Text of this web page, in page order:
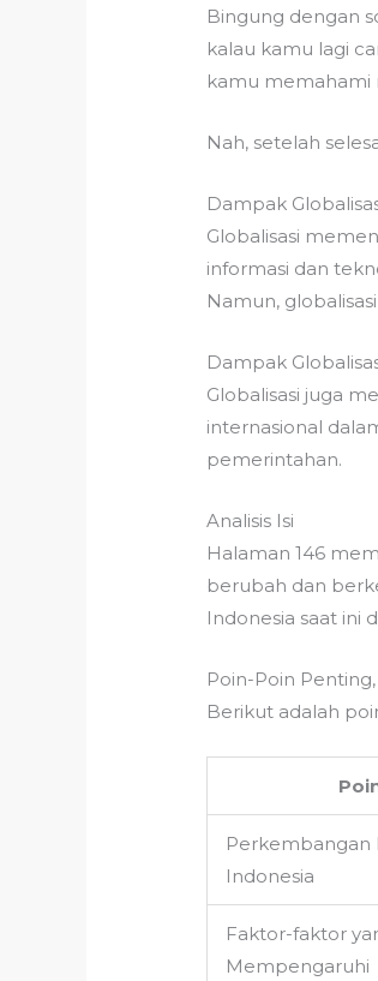
Bingung dengan
kalau kamu lagi
kamu memahami
Nah, setelah
Dampak
Globalisasi
informasi dan
Namun,
Dampak
Globalisasi juga
internasional
pemerintahan.
Analisis Isi
Halaman 146
berubah dan
Indonesia saat ini
Poin-Poin
Berikut adalah
Perkembangan
Indonesia
Faktor-faktor
Mempengaruhi